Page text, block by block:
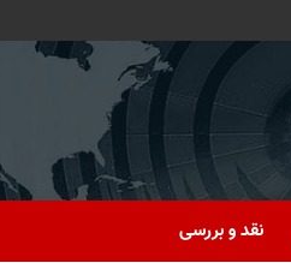
نقد و بررسی